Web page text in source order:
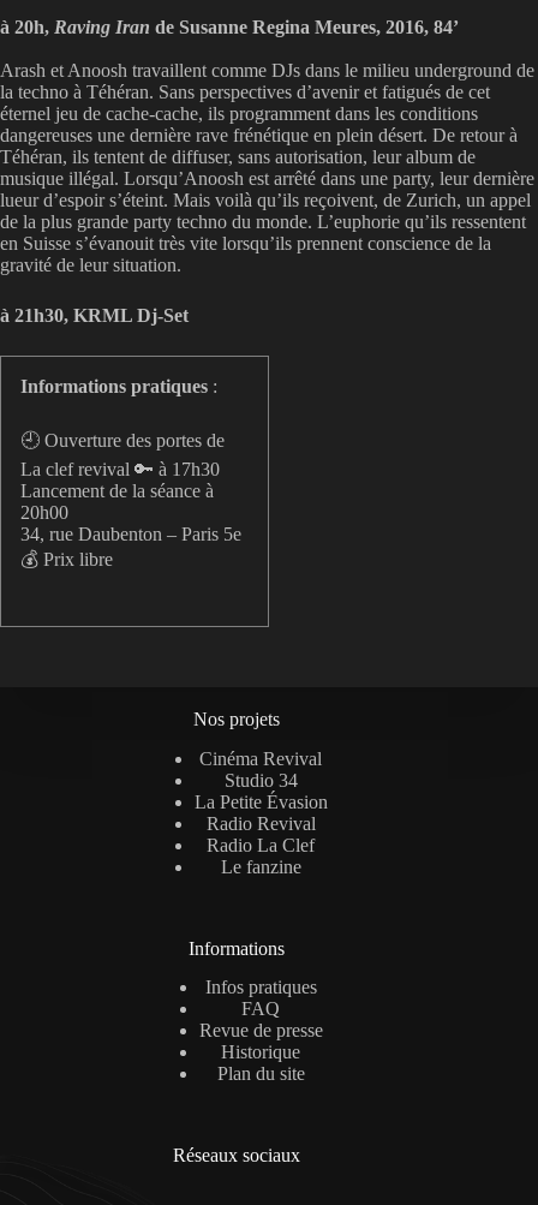
à 20h, Raving Iran de Susanne Regina Meures, 2016, 84’
Arash et Anoosh travaillent comme DJs dans le milieu underground de
la techno à Téhéran. Sans perspectives d’avenir et fatigués de cet
éternel jeu de cache-cache, ils programment dans les conditions
dangereuses une dernière rave frénétique en plein désert. De retour à
Téhéran, ils tentent de diffuser, sans autorisation, leur album de
musique illégal. Lorsqu’Anoosh est arrêté dans une party, leur dernière
lueur d’espoir s’éteint. Mais voilà qu’ils reçoivent, de Zurich, un appel
de la plus grande party techno du monde. L’euphorie qu’ils ressentent
en Suisse s’évanouit très vite lorsqu’ils prennent conscience de la
gravité de leur situation.
à 21h30, KRML Dj-Set
Informations pratiques :
🕘 Ouverture des portes de
La clef revival 🔑 à 17h30
Lancement de la séance à
20h00
34, rue Daubenton – Paris 5e
💰 Prix libre
Nos projets
Cinéma Revival
Studio 34
La Petite Évasion
Radio Revival
Radio La Clef
Le fanzine
Informations
Infos pratiques
FAQ
Revue de presse
Historique
Plan du site
Réseaux sociaux